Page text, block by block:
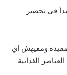
في تحضير
ومفيدة ومفيهش اي
الغذائية